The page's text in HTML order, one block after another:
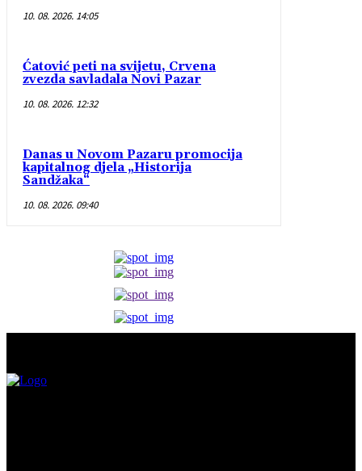
10. 08. 2026. 14:05
Ćatović peti na svijetu, Crvena
zvezda savladala Novi Pazar
10. 08. 2026. 12:32
Danas u Novom Pazaru promocija
kapitalnog djela „Historija
Sandžaka“
10. 08. 2026. 09:40